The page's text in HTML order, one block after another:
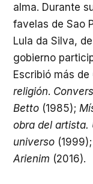
alma. Durante
favelas de Sao
Lula da Silva,
gobierno
Escribió más
religión.
Betto (1985);
obra del artista.
universo
Arienim (2016).